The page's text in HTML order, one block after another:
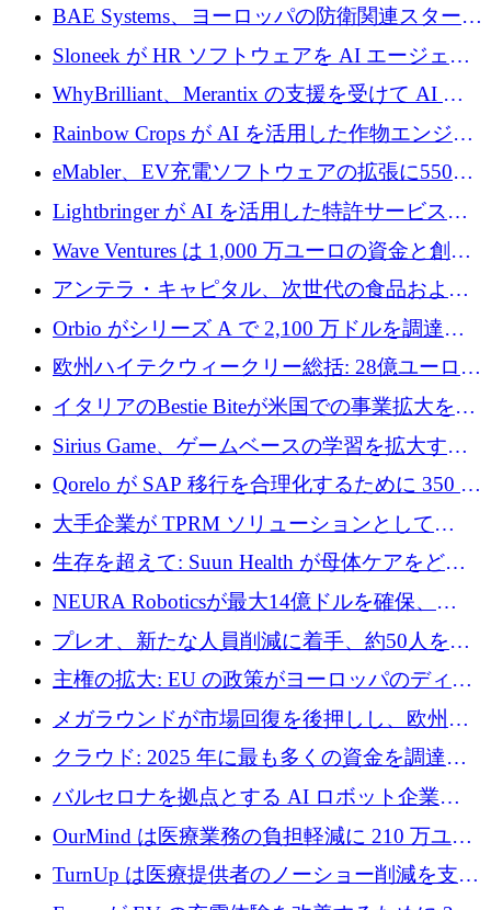
オを拡大するためにシリーズ A で 1,300 万ド
ルを調達
BAE Systems、ヨーロッパの防衛関連スタート
アップの規模拡大を支援するために 5,000 万
ユーロの支援を開始
Sloneek が HR ソフトウェアを AI エージェン
トに変えるために 600 万ドルを調達
WhyBrilliant、Merantix の支援を受けて AI 求
人マッチングを拡大するために 100 万ユーロ
Rainbow Crops が AI を活用した作物エンジニ
アリングを拡張するために 970 万ユーロを調
eMabler、EV充電ソフトウェアの拡張に550万
ユーロを確保
Lightbringer が AI を活用した特許サービスを
拡大するために 1,000 万ドルを調達
Wave Ventures は 1,000 万ユーロの資金と創設
者補助金で 10 周年を迎える
アンテラ・キャピタル、次世代の食品および
アグリテクノロジーのイノベーションを支援
するファンド III の初回クローズ額が 1 億ドル
に到達
Orbio がシリーズ A で 2,100 万ドルを調達、
AI 労働力管理を世界の最前線の労働者に提供
欧州ハイテクウィークリー総括: 28億ユーロの
取引と5月のハイライト
イタリアのBestie Biteが米国での事業拡大を加
速するために150万ユーロを調達
Sirius Game、ゲームベースの学習を拡大する
ために 130 万ユーロの資金調達を完了
Qorelo が SAP 移行を合理化するために 350 万
ドルを調達
大手企業が TPRM ソリューションとして
Vanta を選択する理由
生存を超えて: Suun Health が母体ケアをどの
ように再考しているか
NEURA Roboticsが最大14億ドルを確保、
Bending Spoonsが米国IPOを申請、英国首相が
4億ポンドのチップ計画を発表
プレオ、新たな人員削減に着手、約50人を解
雇
主権の拡大: EU の政策がヨーロッパのディー
プテック戦略をどのように再構築しているか
メガラウンドが市場回復を後押しし、欧州の
ハイテク資金調達は5月に105億ユーロに回復
クラウド: 2025 年に最も多くの資金を調達し
た 10 社
バルセロナを拠点とする AI ロボット企業
Theker が 8,500 万ドルを調達
OurMind は医療業務の負担軽減に 210 万ユー
ロを寄付
TurnUp は医療提供者のノーショー削減を支援
するために 200 万ユーロを調達